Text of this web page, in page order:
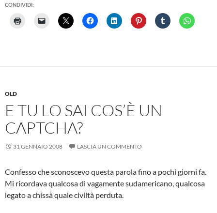
CONDIVIDI:
OLD
E TU LO SAI COS’È UN
CAPTCHA?
31 GENNAIO 2008 LASCIA UN COMMENTO
Confesso che sconoscevo questa parola fino a pochi giorni fa.
Mi ricordava qualcosa di vagamente sudamericano, qualcosa
legato a chissà quale civiltà perduta.